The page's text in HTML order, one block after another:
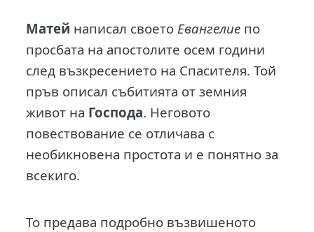
Матей написал своето Евангелие по
просбата на апостолите осем години
след възкресението на Спасителя. Той
пръв описал събитията от земния
живот на Господа. Неговото
повествование се отличава с
необикновена простота и е понятно за
всекиго.
То предава подробно възвишеното